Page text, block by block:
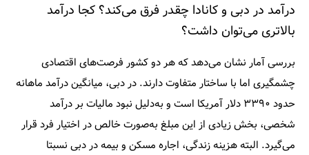
درآمد در دبی و کانادا چقدر فرق می‌کند؟ کجا درآمد
بالاتری می‌توان داشت؟
بررسی آمار نشان می‌دهد که هر دو کشور فرصت‌های اقتصادی
چشمگیری اما با ساختار متفاوت دارند. در دبی، میانگین درآمد ماهانه
حدود ۳۳۹۰ دلار آمریکا است و به‌دلیل نبود مالیات بر درآمد
شخصی، بخش زیادی از این مبلغ به‌صورت خالص در اختیار فرد قرار
می‌گیرد. البته هزینه زندگی، اجاره مسکن و بیمه در دبی نسبتا